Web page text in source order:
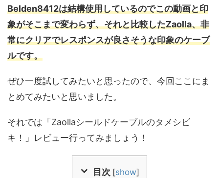
Belden8412は結構使用しているのでこの動画と印
象がそこまで変わらず、それと比較したZaolla、非
常にクリアでレスポンスが良さそうな印象のケーブ
ルです。
ぜひ一度試してみたいと思ったので、今回ここにま
とめてみたいと思いました。
それでは「Zaollaシールドケーブルのタメシビ
キ！」レビュー行ってみましょう！
目次 [show]